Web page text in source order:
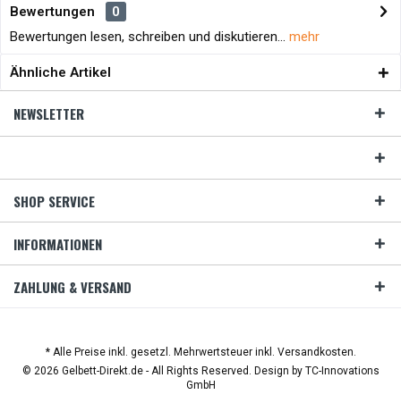
Bewertungen
0
Bewertungen lesen, schreiben und diskutieren... mehr
Ähnliche Artikel
NEWSLETTER
SHOP SERVICE
INFORMATIONEN
ZAHLUNG & VERSAND
* Alle Preise inkl. gesetzl. Mehrwertsteuer inkl. Versandkosten.
© 2026 Gelbett-Direkt.de - All Rights Reserved. Design by TC-Innovations
GmbH